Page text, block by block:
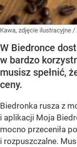
Kawa, zdjęcie ilustracyjne /
W Biedronce
w bardzo
musisz spełnić,
ceny.
Biedronka rusza z
i aplikacji Moja
mocno przeceniła
i rozpuszczalne.